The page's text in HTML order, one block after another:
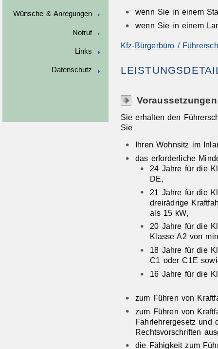
Wünsche & Anregungen
Notruf
Links
Datenschutz
wenn Sie in einem
wenn Sie in einem
Kfz-Bürgerbüro /
Voraussetzungen
Sie erhalten den
Sie
Ihren Wohnsitz im
das erforderliche
24 Jahre für die
DE,
21 Jahre für die
dreirädrige
als 15 kW,
20 Jahre für die
Klasse A2 von
18 Jahre für die
C1 oder C1E
16 Jahre für die
zum Führen von
zum Führen von
Fahrlehrergesetz und
Rechtsvorschriften
die Fähigkeit zum